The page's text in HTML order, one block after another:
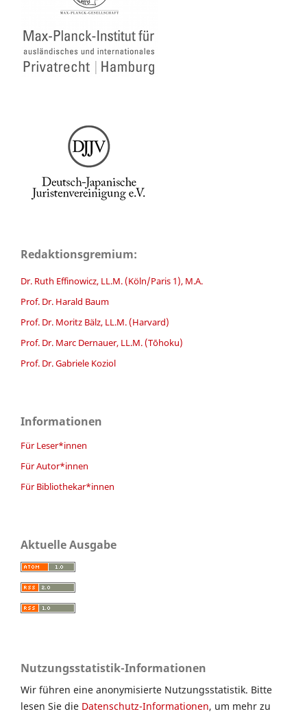
Redaktionsgremium:
Dr. Ruth Effinowicz, LL.M. (Köln/Paris 1), M.A.
Prof. Dr. Harald Baum
Prof. Dr. Moritz Bälz, LL.M. (Harvard)
Prof. Dr. Marc Dernauer, LL.M. (Tōhoku)
Prof. Dr. Gabriele Koziol
Informationen
Für Leser*innen
Für Autor*innen
Für Bibliothekar*innen
Aktuelle Ausgabe
Nutzungsstatistik-Informationen
Wir führen eine anonymisierte Nutzungsstatistik. Bitte
lesen Sie die Datenschutz-Informationen, um mehr zu